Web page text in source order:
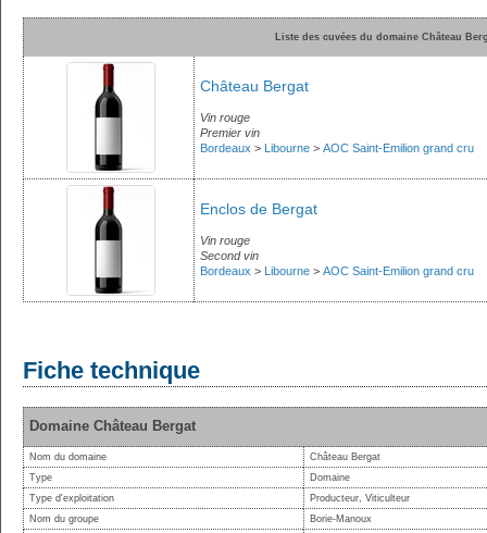
Liste des cuvées du domaine Château
Château Bergat
Vin rouge
Premier vin
Bordeaux > Libourne > AOC Saint-Emilion grand cru
Enclos de Bergat
Vin rouge
Second vin
Bordeaux > Libourne > AOC Saint-Emilion grand cru
Fiche technique
Domaine Château Bergat
Nom du domaine
Château Bergat
Type
Domaine
Type d'exploitation
Producteur, Viticulteur
Nom du groupe
Borie-Manoux